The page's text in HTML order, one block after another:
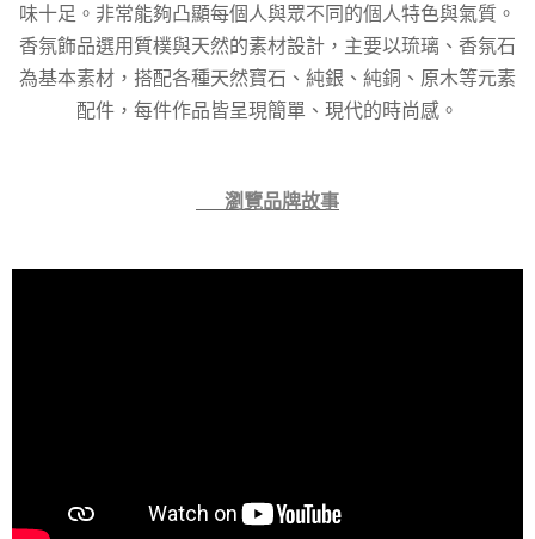
味十足。非常能夠凸顯每個人與眾不同的個人特色與氣質。
香氛飾品選用質樸與天然的素材設計，主要以琉璃、香氛石
為基本素材，搭配各種天然寶石、純銀、純銅、原木等元素
配件，每件作品皆呈現簡單、現代的時尚感。
👉 瀏覽品牌故事